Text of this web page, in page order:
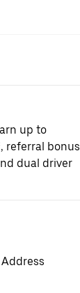
up to
referral bonus
dual driver